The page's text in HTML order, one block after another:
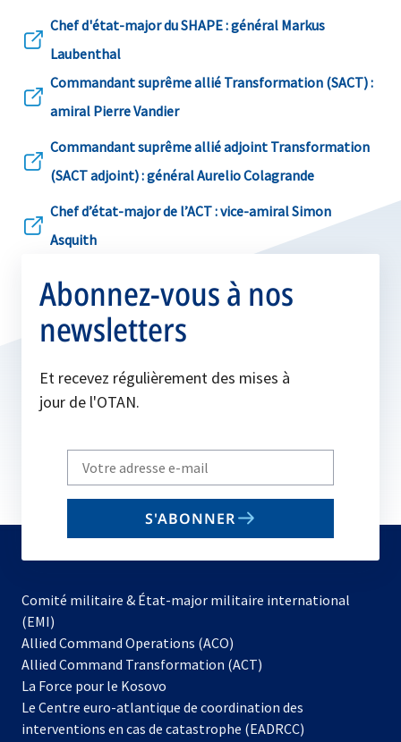
un
nouvel
onglet
Chef d'état-major du SHAPE : général Markus
Laubenthal
s’ouvre
un
nouvel
onglet
Commandant suprême allié Transformation (SACT) :
amiral Pierre Vandier
s’ouvre
un
onglet
Commandant suprême allié adjoint Transformation
(SACT adjoint) : général Aurelio Colagrande
s’ouvre
un
onglet
Chef d’état-major de l’ACT : vice-amiral Simon
Asquith
s’ouvre
nouvel
Abonnez-vous à nos
newsletters
Et recevez régulièrement des mises à
jour de l'OTAN.
Write
your
email
S'ABONNER
Comité militaire & État-major militaire international
(EMI)
Allied Command Operations (ACO)
dans
nouvel
onglet
Allied Command Transformation (ACT)
La Force pour le Kosovo
dans
un
Le Centre euro-atlantique de coordination des
interventions en cas de catastrophe (EADRCC)